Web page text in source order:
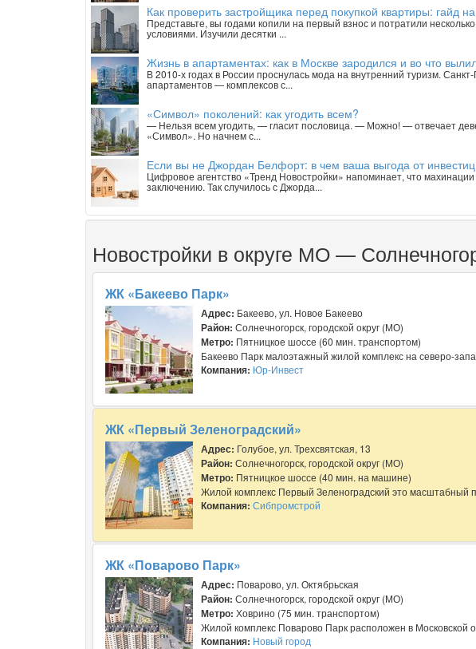
Как проверить застройщика перед покупкой квартиры: гайд
Представьте, вы годами копили на первый взнос и потратили
условиями. Изучили десятки ...
Жизнь в апартаментах: как в Москве зародился и во что
В 2010-х годах в России проснулась мода на внутренний туризм.
апартаментов — комплексов с...
«Символ» поколений: как угодить всем?
— Нельзя всем угодить, — гласит пословица. — Можно! — отвечает
«Символ». Но начнем с...
Если вы не Джордан Белфорт: в чем ваша выгода от
Цифровое агентство «Тренд Новостройки» напоминает, что
заключению. Так случилось с Джорда...
Новостройки в округе МО —
ЖК «Бакеево Парк»
Адрес: Бакеево, ул. Новое Бакеево
Район: Солнечногорск, городской округ (МО)
Метро: Пятницкое шоссе (60 мин. транспортом)
Бакеево Парк малоэтажный жилой комплекс на северо-
Компания: Юр-Инвест
ЖК «Первый Зеленоградский»
Адрес: Голубое, ул. Трехсвятская, 13
Район: Солнечногорск, городской округ (МО)
Метро: Пятницкое шоссе (40 мин. на машине)
Жилой комплекс Первый Зеленоградский это масштабный
Компания: Сибпромстрой
ЖК «Поварово Парк»
Адрес: Поварово, ул. Октябрьская
Район: Солнечногорск, городской округ (МО)
Метро: Ховрино (75 мин. транспортом)
Жилой комплекс Поварово Парк расположен в Московской
Компания: Новый город